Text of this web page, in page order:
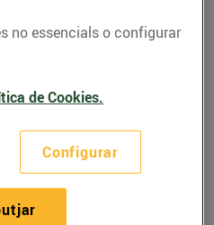
400 g de
d’1 llimona ratllada
no essencials o configurar
de Cookies.
Configurar